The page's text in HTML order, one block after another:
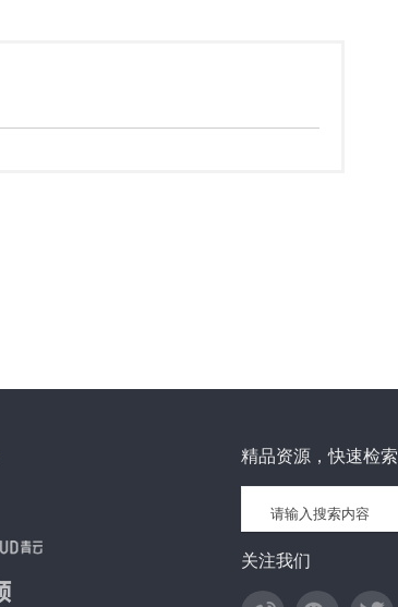
精品资源，快速检索
关注我们